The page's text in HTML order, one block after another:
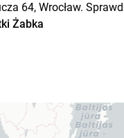
64, Wrocław.
Żabka